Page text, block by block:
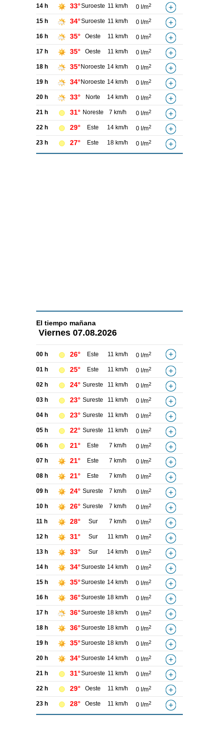
14 h 33°Suroeste 11 km/h 0 l/m2
15 h 34°Suroeste 11 km/h 0 l/m2
16 h 35° Oeste 11 km/h 0 l/m2
17 h 35° Oeste 11 km/h 0 l/m2
18 h 35° Noroeste 14 km/h 0 l/m2
19 h 34° Noroeste 14 km/h 0 l/m2
20 h 33° Norte 14 km/h 0 l/m2
21 h 31° Noreste 7 km/h 0 l/m2
22 h 29° Este 14 km/h 0 l/m2
23 h 27° Este 18 km/h 0 l/m2
El tiempo mañana
Viernes 07.08.2026
00 h 26° Este 11 km/h 0 l/m2
01 h 25° Este 11 km/h 0 l/m2
02 h 24° Sureste 11 km/h 0 l/m2
03 h 23° Sureste 11 km/h 0 l/m2
04 h 23° Sureste 11 km/h 0 l/m2
05 h 22° Sureste 11 km/h 0 l/m2
06 h 21° Este 7 km/h 0 l/m2
07 h 21° Este 7 km/h 0 l/m2
08 h 21° Este 7 km/h 0 l/m2
09 h 24° Sureste 7 km/h 0 l/m2
10 h 26° Sureste 7 km/h 0 l/m2
11 h 28° Sur 7 km/h 0 l/m2
12 h 31° Sur 11 km/h 0 l/m2
13 h 33° Sur 14 km/h 0 l/m2
14 h 34°Suroeste 14 km/h 0 l/m2
15 h 35°Suroeste 14 km/h 0 l/m2
16 h 36°Suroeste 18 km/h 0 l/m2
17 h 36°Suroeste 18 km/h 0 l/m2
18 h 36°Suroeste 18 km/h 0 l/m2
19 h 35°Suroeste 18 km/h 0 l/m2
20 h 34°Suroeste 14 km/h 0 l/m2
21 h 31°Suroeste 11 km/h 0 l/m2
22 h 29° Oeste 11 km/h 0 l/m2
23 h 28° Oeste 11 km/h 0 l/m2